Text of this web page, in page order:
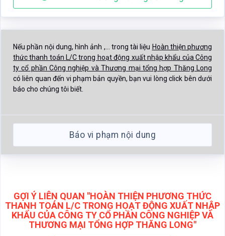
Nếu phần nội dung, hình ảnh ,... trong tài liệu Hoàn thiện phương
thức thanh toán L/C trong hoạt động xuất nhập khẩu của Công
ty cổ phần Công nghiệp và Thương mại tổng hợp Thăng Long
có liên quan đến vi phạm bản quyền, bạn vui lòng click bên dưới
báo cho chúng tôi biết.
Báo vi phạm nội dung
GỢI Ý LIÊN QUAN "HOÀN THIỆN PHƯƠNG THỨC
THANH TOÁN L/C TRONG HOẠT ĐỘNG XUẤT NHẬP
KHẨU CỦA CÔNG TY CỔ PHẦN CÔNG NGHIỆP VÀ
THƯƠNG MẠI TỔNG HỢP THĂNG LONG"